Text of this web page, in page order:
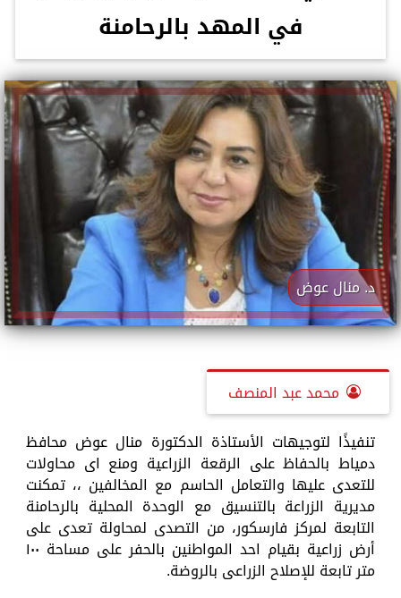
في المهد بالرحامنة
د. منال عوض
محمد عبد المنصف
تنفيذًا لتوجيهات الأستاذة الدكتورة منال عوض محافظ
دمياط بالحفاظ على الرقعة الزراعية ومنع اى محاولات
للتعدى عليها والتعامل الحاسم مع المخالفين ،، تمكنت
مديرية الزراعة بالتنسيق مع الوحدة المحلية بالرحامنة
التابعة لمركز فارسكور، من التصدى لمحاولة تعدى على
أرض زراعية بقيام احد المواطنين بالحفر على مساحة ١٠٠
متر تابعة للإصلاح الزراعى بالروضة.